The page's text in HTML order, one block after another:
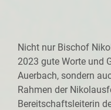
Nicht nur Bischof
2023 gute Worte und
Auerbach, sondern
Rahmen der
Bereitschaftsleiterin